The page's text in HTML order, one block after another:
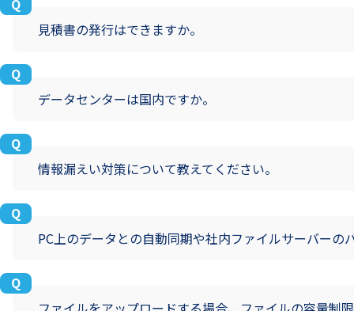
見積書の発行はできますか。
データセンターは国内ですか。
情報漏えい対策について教えてください。
PC上のデータとの自動同期や社内ファイルサーバーの